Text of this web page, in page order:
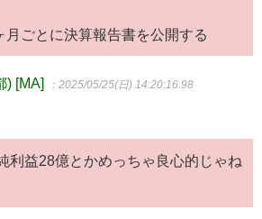
月ごとに決算報告書を公開する
) [MA] ：2025/05/25(日) 14:20:16.98
利益28億とかめっちゃ良心的じゃね